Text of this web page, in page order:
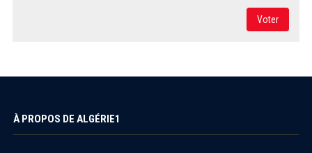
Voter
À PROPOS DE ALGÉRIE1